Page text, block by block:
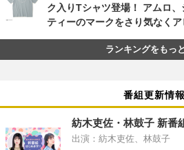
ク入りTシャツ登場！ アムロ
ティーのマークをさり気なく
ランキングをもっ
番組更新情報
紡木吏佐・林鼓子 新番
出演：紡木吏佐、林鼓子